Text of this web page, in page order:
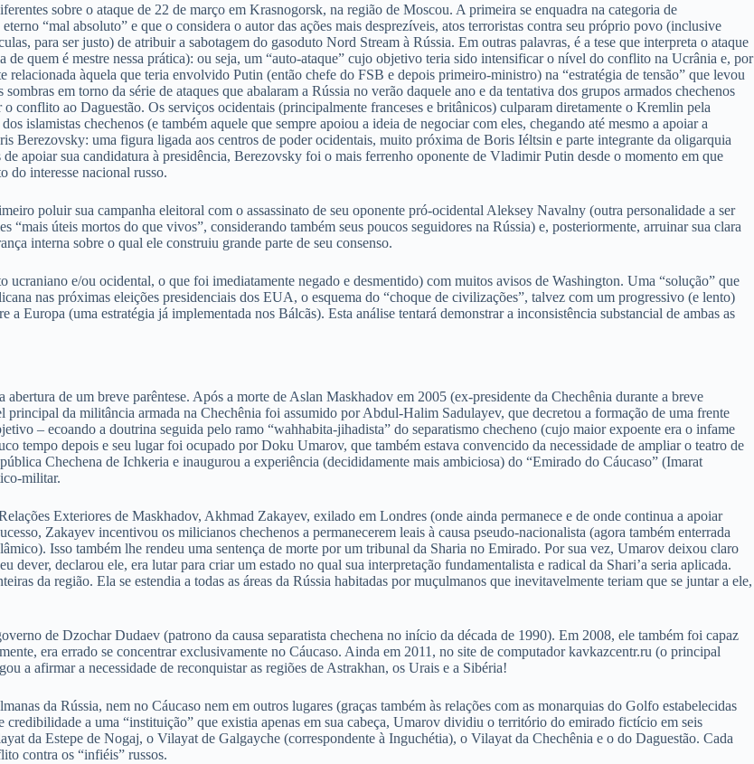
sobre o ataque de 22 de março em Krasnogorsk, na região de Moscou. A primeira se enquadra na categoria de
“mal absoluto” e que o considera o autor das ações mais desprezíveis, atos terroristas contra seu próprio povo (inclusive
para ser justo) de atribuir a sabotagem do gasoduto Nord Stream à Rússia. Em outras palavras, é a tese que interpreta o ataque
quem é mestre nessa prática): ou seja, um “auto-ataque” cujo objetivo teria sido intensificar o nível do conflito na Ucrânia e, por
àquela que teria envolvido Putin (então chefe do FSB e depois primeiro-ministro) na “estratégia de tensão” que levou
em torno da série de ataques que abalaram a Rússia no verão daquele ano e da tentativa dos grupos armados chechenos
conflito ao Daguestão. Os serviços ocidentais (principalmente franceses e britânicos) culparam diretamente o Kremlin pela
islamistas chechenos (e também aquele que sempre apoiou a ideia de negociar com eles, chegando até mesmo a apoiar a
Berezovsky: uma figura ligada aos centros de poder ocidentais, muito próxima de Boris Iéltsin e parte integrante da oligarquia
apoiar sua candidatura à presidência, Berezovsky foi o mais ferrenho oponente de Vladimir Putin desde o momento em que
do interesse nacional russo.
poluir sua campanha eleitoral com o assassinato de seu oponente pró-ocidental Aleksey Navalny (outra personalidade a ser
“mais úteis mortos do que vivos”, considerando também seus poucos seguidores na Rússia) e, posteriormente, arruinar sua clara
interna sobre o qual ele construiu grande parte de seu consenso.
e/ou ocidental, o que foi imediatamente negado e desmentido) com muitos avisos de Washington. Uma “solução” que
nas próximas eleições presidenciais dos EUA, o esquema do “choque de civilizações”, talvez com um progressivo (e lento)
Europa (uma estratégia já implementada nos Bálcãs). Esta análise tentará demonstrar a inconsistência substancial de ambas as
de um breve parêntese. Após a morte de Aslan Maskhadov em 2005 (ex-presidente da Chechênia durante a breve
da militância armada na Chechênia foi assumido por Abdul-Halim Sadulayev, que decretou a formação de uma frente
– ecoando a doutrina seguida pelo ramo “wahhabita-jihadista” do separatismo checheno (cujo maior expoente era o infame
tempo depois e seu lugar foi ocupado por Doku Umarov, que também estava convencido da necessidade de ampliar o teatro de
Chechena de Ichkeria e inaugurou a experiência (decididamente mais ambiciosa) do “Emirado do Cáucaso” (Imarat
militar.
Exteriores de Maskhadov, Akhmad Zakayev, exilado em Londres (onde ainda permanece e de onde continua a apoiar
Zakayev incentivou os milicianos chechenos a permanecerem leais à causa pseudo-nacionalista (agora também enterrada
Isso também lhe rendeu uma sentença de morte por um tribunal da Sharia no Emirado. Por sua vez, Umarov deixou claro
dever, declarou ele, era lutar para criar um estado no qual sua interpretação fundamentalista e radical da Shari’a seria aplicada.
da região. Ela se estendia a todas as áreas da Rússia habitadas por muçulmanos que inevitavelmente teriam que se juntar a ele,
de Dzochar Dudaev (patrono da causa separatista chechena no início da década de 1990). Em 2008, ele também foi capaz
era errado se concentrar exclusivamente no Cáucaso. Ainda em 2011, no site de computador kavkazcentr.ru (o principal
a afirmar a necessidade de reconquistar as regiões de Astrakhan, os Urais e a Sibéria!
da Rússia, nem no Cáucaso nem em outros lugares (graças também às relações com as monarquias do Golfo estabelecidas
a uma “instituição” que existia apenas em sua cabeça, Umarov dividiu o território do emirado fictício em seis
da Estepe de Nogaj, o Vilayat de Galgayche (correspondente à Inguchétia), o Vilayat da Chechênia e o do Daguestão. Cada
contra os “infiéis” russos.